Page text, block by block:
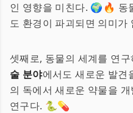
인 영향을 미친다. 🌍🔥 동
도 환경이 파괴되면 의미가
셋째로, 동물의 세계를 연구
술 분야에서도 새로운 발견
의 독에서 새로운 약물을
연구다. 🐍💊